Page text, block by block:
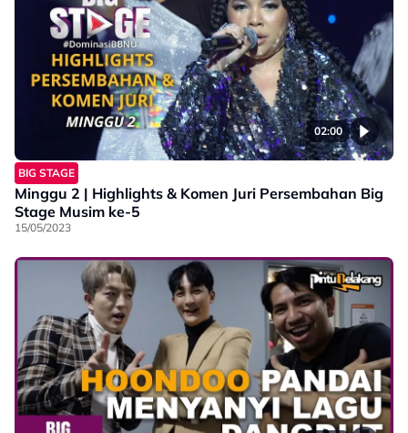
02:00
BIG STAGE
Minggu 2 | Highlights & Komen Juri Persembahan Big
Stage Musim ke-5
15/05/2023